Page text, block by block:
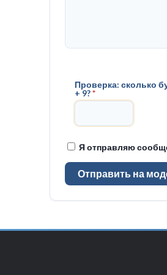
Проверка: сколько
+ 9?*
Я отправляю
Отправить на